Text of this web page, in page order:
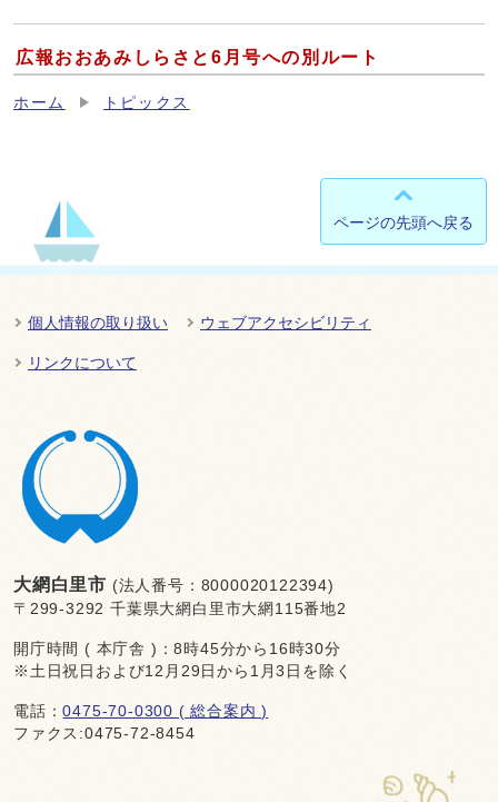
広報おおあみしらさと6月号への別ルート
ホーム トピックス
ページの先頭へ戻る
個人情報の取り扱い ウェブアクセシビリティ
リンクについて
大網白里市 (法人番号：8000020122394)
〒299-3292 千葉県大網白里市大網115番地2
開庁時間 ( 本庁舎 )：8時45分から16時30分
※土日祝日および12月29日から1月3日を除く
電話：0475-70-0300 ( 総合案内 )
ファクス:0475-72-8454